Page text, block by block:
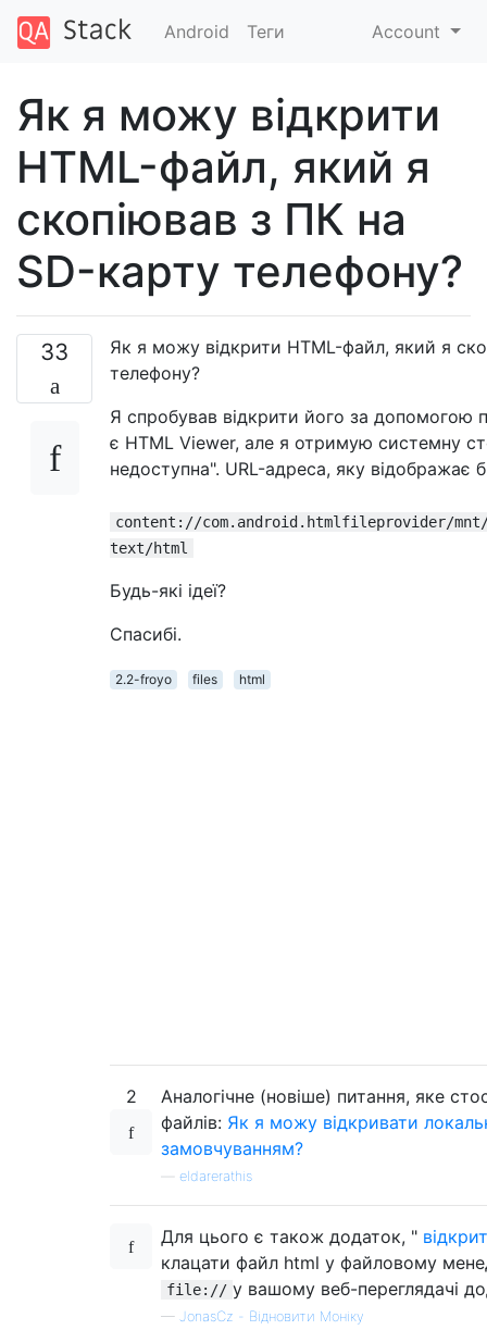
Android Теги Account
Як я можу відкрити
HTML-файл, який я
скопіював з ПК на
SD-карту телефону?
33
Як я можу відкрити HTML-файл, який я
телефону?
Я спробував відкрити його за допомогою
є HTML Viewer, але я отримую системну
недоступна". URL-адреса, яку відображає
content://com.android.htmlfileprovider/mnt/
text/html
Будь-які ідеї?
Спасибі.
2.2-froyo files html
2
Аналогічне (новіше) питання, яке
файлів: Як я можу відкривати
замовчуванням?
eldarerathis
Для цього є також додаток, "
клацати файл html у файловому
file:// у вашому веб-переглядачі
— JonasCz - Відновити Моніку